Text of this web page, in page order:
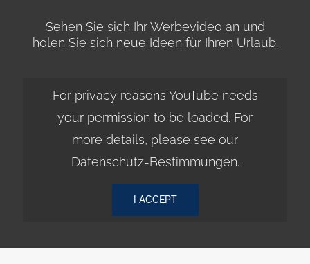
Sehen Sie sich Ihr Werbevideo an und
holen Sie sich neue Ideen für Ihren Urlaub.
For privacy reasons YouTube needs
your permission to be loaded. For
more details, please see our
Datenschutz-Bestimmungen.
I ACCEPT